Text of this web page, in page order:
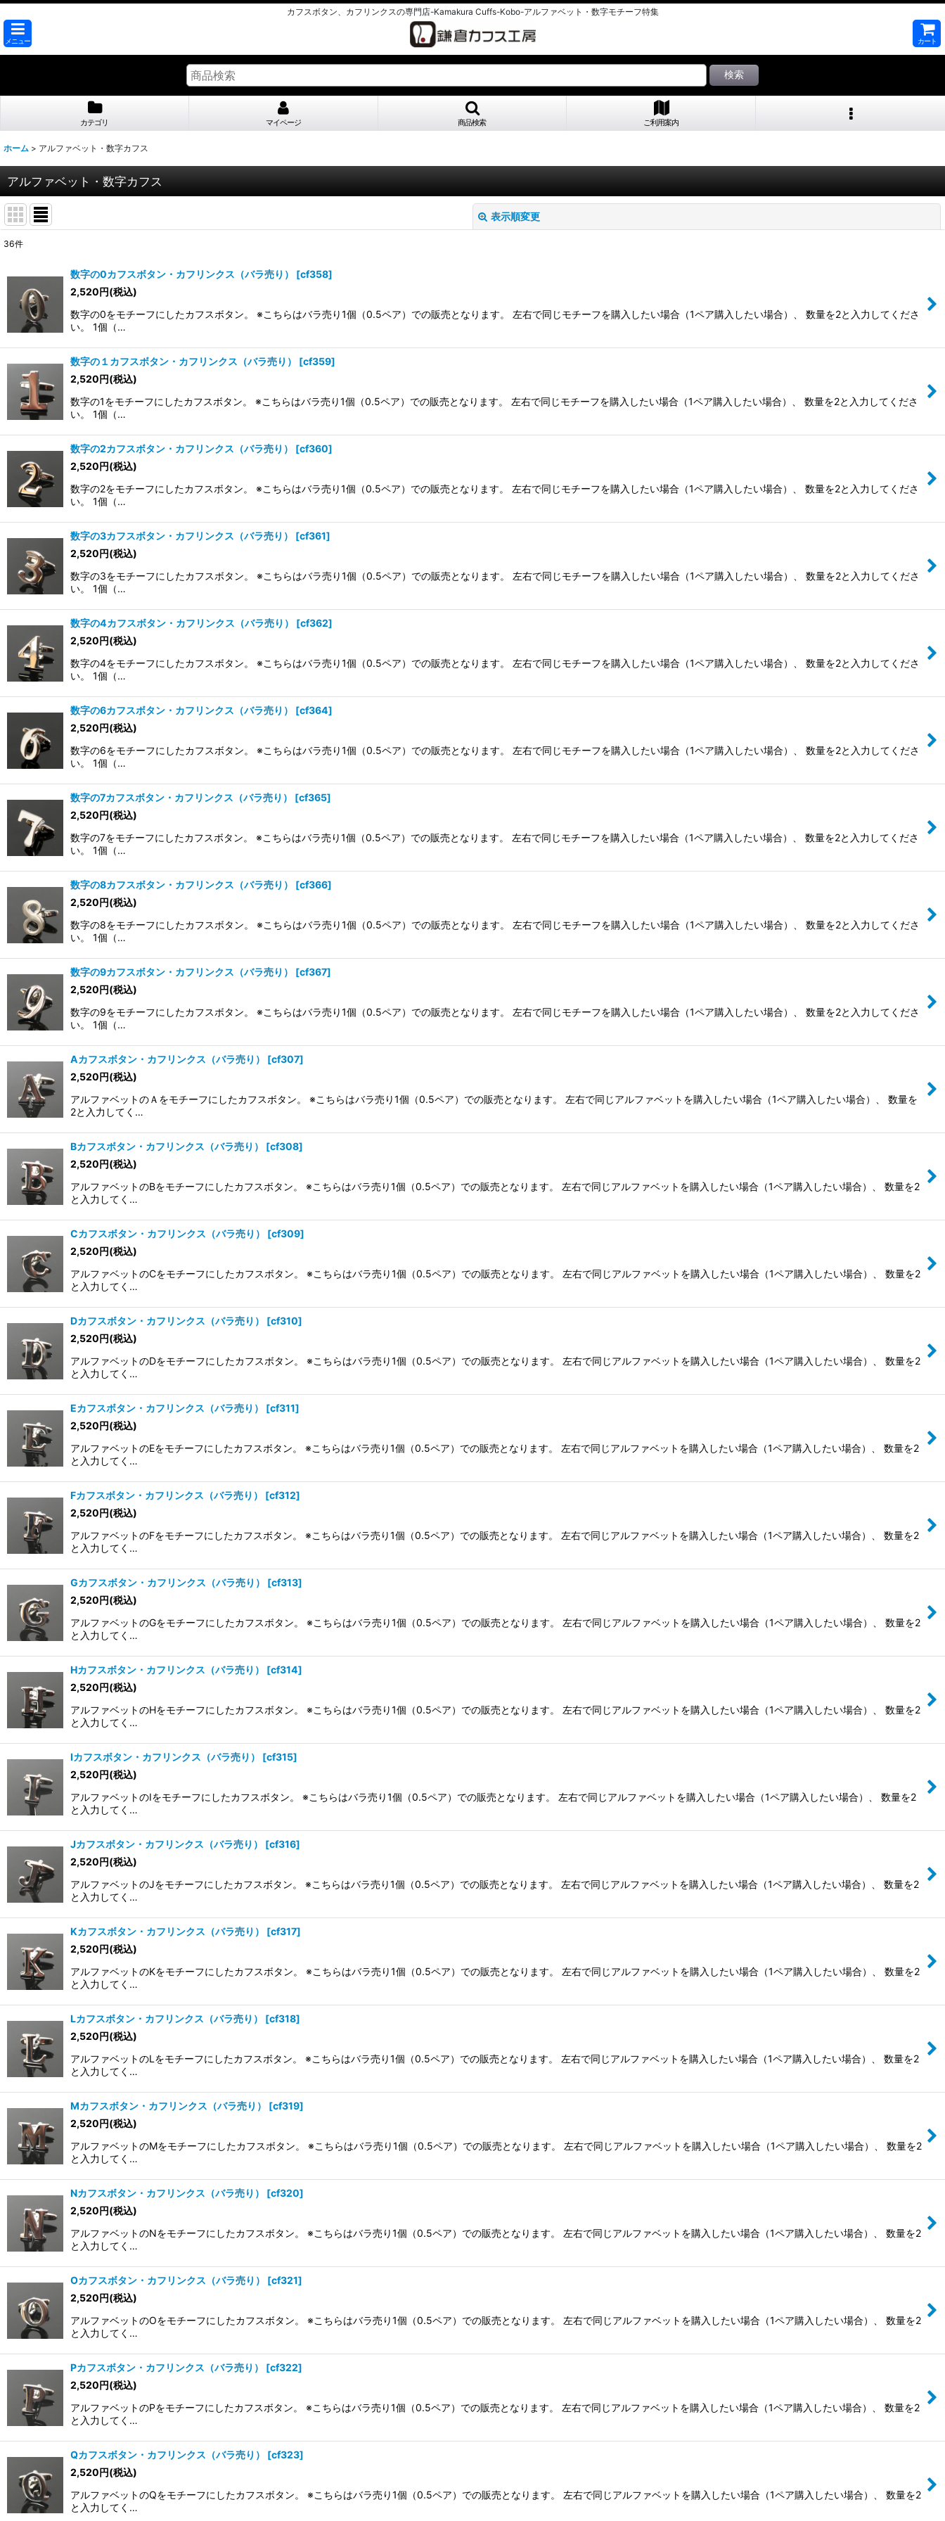
カフスボタン、カフリンクスの専門店-Kamakura Cuffs-Kobo-アルファベット・数字モチーフ特集
メニュー カート
検索
カテゴリ マイページ 商品検索 ご利用案内
ホーム > アルファベット・数字カフス
アルファベット・数字カフス
表示順変更
並び順:
36件
数字の0カフスボタン・カフリンクス（バラ売り） [cf358]
2,520円(税込)
数字の0をモチーフにしたカフスボタン。 ※こちらはバラ売り1個（0.5ペア）での販売となります。 左右で同じモチーフを購入したい場合（1ペア購入したい場合）、 数量を2と入力してくださ
い。 1個（…
数字の１カフスボタン・カフリンクス（バラ売り） [cf359]
2,520円(税込)
数字の1をモチーフにしたカフスボタン。 ※こちらはバラ売り1個（0.5ペア）での販売となります。 左右で同じモチーフを購入したい場合（1ペア購入したい場合）、 数量を2と入力してくださ
い。 1個（…
数字の2カフスボタン・カフリンクス（バラ売り） [cf360]
2,520円(税込)
数字の2をモチーフにしたカフスボタン。 ※こちらはバラ売り1個（0.5ペア）での販売となります。 左右で同じモチーフを購入したい場合（1ペア購入したい場合）、 数量を2と入力してくださ
い。 1個（…
数字の3カフスボタン・カフリンクス（バラ売り） [cf361]
2,520円(税込)
数字の3をモチーフにしたカフスボタン。 ※こちらはバラ売り1個（0.5ペア）での販売となります。 左右で同じモチーフを購入したい場合（1ペア購入したい場合）、 数量を2と入力してくださ
い。 1個（…
数字の4カフスボタン・カフリンクス（バラ売り） [cf362]
2,520円(税込)
数字の4をモチーフにしたカフスボタン。 ※こちらはバラ売り1個（0.5ペア）での販売となります。 左右で同じモチーフを購入したい場合（1ペア購入したい場合）、 数量を2と入力してくださ
い。 1個（…
数字の6カフスボタン・カフリンクス（バラ売り） [cf364]
2,520円(税込)
数字の6をモチーフにしたカフスボタン。 ※こちらはバラ売り1個（0.5ペア）での販売となります。 左右で同じモチーフを購入したい場合（1ペア購入したい場合）、 数量を2と入力してくださ
い。 1個（…
数字の7カフスボタン・カフリンクス（バラ売り） [cf365]
2,520円(税込)
数字の7をモチーフにしたカフスボタン。 ※こちらはバラ売り1個（0.5ペア）での販売となります。 左右で同じモチーフを購入したい場合（1ペア購入したい場合）、 数量を2と入力してくださ
い。 1個（…
数字の8カフスボタン・カフリンクス（バラ売り） [cf366]
2,520円(税込)
数字の8をモチーフにしたカフスボタン。 ※こちらはバラ売り1個（0.5ペア）での販売となります。 左右で同じモチーフを購入したい場合（1ペア購入したい場合）、 数量を2と入力してくださ
い。 1個（…
数字の9カフスボタン・カフリンクス（バラ売り） [cf367]
2,520円(税込)
数字の9をモチーフにしたカフスボタン。 ※こちらはバラ売り1個（0.5ペア）での販売となります。 左右で同じモチーフを購入したい場合（1ペア購入したい場合）、 数量を2と入力してくださ
い。 1個（…
Aカフスボタン・カフリンクス（バラ売り） [cf307]
2,520円(税込)
アルファベットのＡをモチーフにしたカフスボタン。 ※こちらはバラ売り1個（0.5ペア）での販売となります。 左右で同じアルファベットを購入したい場合（1ペア購入したい場合）、 数量を
2と入力してく…
Bカフスボタン・カフリンクス（バラ売り） [cf308]
2,520円(税込)
アルファベットのBをモチーフにしたカフスボタン。 ※こちらはバラ売り1個（0.5ペア）での販売となります。 左右で同じアルファベットを購入したい場合（1ペア購入したい場合）、 数量を2
と入力してく…
Cカフスボタン・カフリンクス（バラ売り） [cf309]
2,520円(税込)
アルファベットのCをモチーフにしたカフスボタン。 ※こちらはバラ売り1個（0.5ペア）での販売となります。 左右で同じアルファベットを購入したい場合（1ペア購入したい場合）、 数量を2
と入力してく…
Dカフスボタン・カフリンクス（バラ売り） [cf310]
2,520円(税込)
アルファベットのDをモチーフにしたカフスボタン。 ※こちらはバラ売り1個（0.5ペア）での販売となります。 左右で同じアルファベットを購入したい場合（1ペア購入したい場合）、 数量を2
と入力してく…
Eカフスボタン・カフリンクス（バラ売り） [cf311]
2,520円(税込)
アルファベットのEをモチーフにしたカフスボタン。 ※こちらはバラ売り1個（0.5ペア）での販売となります。 左右で同じアルファベットを購入したい場合（1ペア購入したい場合）、 数量を2
と入力してく…
Fカフスボタン・カフリンクス（バラ売り） [cf312]
2,520円(税込)
アルファベットのFをモチーフにしたカフスボタン。 ※こちらはバラ売り1個（0.5ペア）での販売となります。 左右で同じアルファベットを購入したい場合（1ペア購入したい場合）、 数量を2
と入力してく…
Gカフスボタン・カフリンクス（バラ売り） [cf313]
2,520円(税込)
アルファベットのGをモチーフにしたカフスボタン。 ※こちらはバラ売り1個（0.5ペア）での販売となります。 左右で同じアルファベットを購入したい場合（1ペア購入したい場合）、 数量を2
と入力してく…
Hカフスボタン・カフリンクス（バラ売り） [cf314]
2,520円(税込)
アルファベットのHをモチーフにしたカフスボタン。 ※こちらはバラ売り1個（0.5ペア）での販売となります。 左右で同じアルファベットを購入したい場合（1ペア購入したい場合）、 数量を2
と入力してく…
Iカフスボタン・カフリンクス（バラ売り） [cf315]
2,520円(税込)
アルファベットのIをモチーフにしたカフスボタン。 ※こちらはバラ売り1個（0.5ペア）での販売となります。 左右で同じアルファベットを購入したい場合（1ペア購入したい場合）、 数量を2
と入力してく…
Jカフスボタン・カフリンクス（バラ売り） [cf316]
2,520円(税込)
アルファベットのJをモチーフにしたカフスボタン。 ※こちらはバラ売り1個（0.5ペア）での販売となります。 左右で同じアルファベットを購入したい場合（1ペア購入したい場合）、 数量を2
と入力してく…
Kカフスボタン・カフリンクス（バラ売り） [cf317]
2,520円(税込)
アルファベットのKをモチーフにしたカフスボタン。 ※こちらはバラ売り1個（0.5ペア）での販売となります。 左右で同じアルファベットを購入したい場合（1ペア購入したい場合）、 数量を2
と入力してく…
Lカフスボタン・カフリンクス（バラ売り） [cf318]
2,520円(税込)
アルファベットのLをモチーフにしたカフスボタン。 ※こちらはバラ売り1個（0.5ペア）での販売となります。 左右で同じアルファベットを購入したい場合（1ペア購入したい場合）、 数量を2
と入力してく…
Mカフスボタン・カフリンクス（バラ売り） [cf319]
2,520円(税込)
アルファベットのMをモチーフにしたカフスボタン。 ※こちらはバラ売り1個（0.5ペア）での販売となります。 左右で同じアルファベットを購入したい場合（1ペア購入したい場合）、 数量を2
と入力してく…
Nカフスボタン・カフリンクス（バラ売り） [cf320]
2,520円(税込)
アルファベットのNをモチーフにしたカフスボタン。 ※こちらはバラ売り1個（0.5ペア）での販売となります。 左右で同じアルファベットを購入したい場合（1ペア購入したい場合）、 数量を2
と入力してく…
Oカフスボタン・カフリンクス（バラ売り） [cf321]
2,520円(税込)
アルファベットのOをモチーフにしたカフスボタン。 ※こちらはバラ売り1個（0.5ペア）での販売となります。 左右で同じアルファベットを購入したい場合（1ペア購入したい場合）、 数量を2
と入力してく…
Pカフスボタン・カフリンクス（バラ売り） [cf322]
2,520円(税込)
アルファベットのPをモチーフにしたカフスボタン。 ※こちらはバラ売り1個（0.5ペア）での販売となります。 左右で同じアルファベットを購入したい場合（1ペア購入したい場合）、 数量を2
と入力してく…
Qカフスボタン・カフリンクス（バラ売り） [cf323]
2,520円(税込)
アルファベットのQをモチーフにしたカフスボタン。 ※こちらはバラ売り1個（0.5ペア）での販売となります。 左右で同じアルファベットを購入したい場合（1ペア購入したい場合）、 数量を2
と入力してく…